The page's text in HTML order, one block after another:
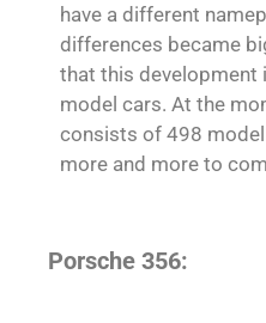
have a different
differences became
that this development
model cars. At the
consists of 498
more and more to
Porsche 356: